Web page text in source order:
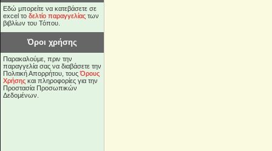
Εδώ μπορείτε να κατεβάσετε σε
excel το δελτίο παραγγελίας των
βιβλίων του Τόπου.
Όροι χρήσης
Παρακαλούμε, πριν την
παραγγελία σας να διαβάσετε την
Πολιτική Απορρήτου, τουςΌρους
Χρήσης και πληροφορίες για την
Προστασία Προσωπικών
Δεδομένων.